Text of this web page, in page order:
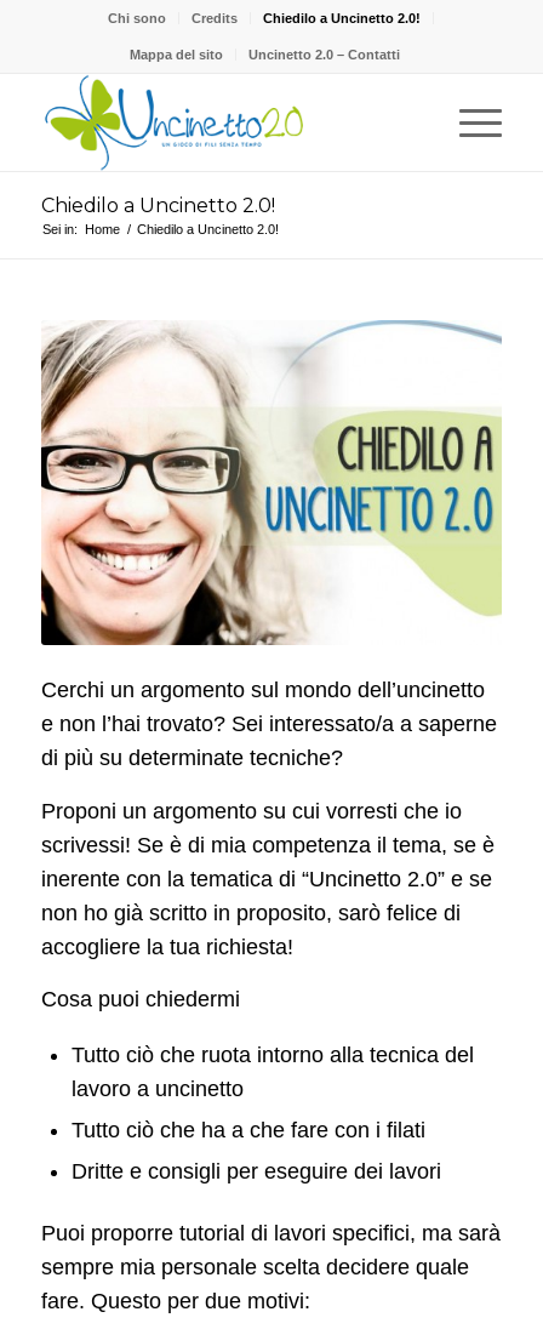
Chi sono Credits Chiedilo a Uncinetto 2.0!
Mappa del sito Uncinetto 2.0 – Contatti
Chiedilo a Uncinetto 2.0!
Sei in: Home / Chiedilo a Uncinetto 2.0!
Cerchi un argomento sul mondo dell’uncinetto
e non l’hai trovato? Sei interessato/a a saperne
di più su determinate tecniche?
Proponi un argomento su cui vorresti che io
scrivessi! Se è di mia competenza il tema, se è
inerente con la tematica di “Uncinetto 2.0” e se
non ho già scritto in proposito, sarò felice di
accogliere la tua richiesta!
Cosa puoi chiedermi
Tutto ciò che ruota intorno alla tecnica del
lavoro a uncinetto
Tutto ciò che ha a che fare con i filati
Dritte e consigli per eseguire dei lavori
Puoi proporre tutorial di lavori specifici, ma sarà
sempre mia personale scelta decidere quale
fare. Questo per due motivi: